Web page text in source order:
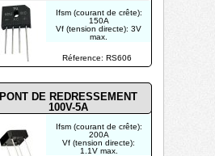
Réference: RS606
Ifsm (courant de crête):
150A
Vf (tension directe): 3V
max.
Ir (courant inverse):
10µA
Ifsm (courant de crête):
200A
Vf (tension directe):
1.1V max.
PONT DE REDRESSEMENT
100V-5A